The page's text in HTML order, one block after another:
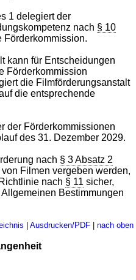
1 delegiert der
nach § 10
Förderkommission.
kann für Entscheidungen
Förderkommission
die Filmförderungsanstalt
die entsprechende
der Förderkommissionen
des 31. Dezember 2029.
nach § 3 Absatz 2
Filmen vergeben werden,
nach § 11 sicher,
Bestimmungen
| Ausdrucken/PDF| nach oben